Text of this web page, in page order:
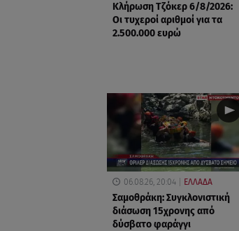
Κλήρωση Τζόκερ 6/8/2026:
Οι τυχεροί αριθμοί για τα
2.500.000 ευρώ
06.08.26, 20:04 ΕΛΛΑΔΑ
Σαμοθράκη: Συγκλονιστική
διάσωση 15χρονης από
δύσβατο φαράγγι